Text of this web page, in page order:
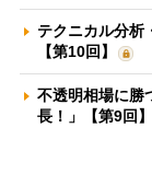
テクニカル分析
【第10回】
不透明相場に
長！」【第9回】